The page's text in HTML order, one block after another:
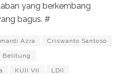
yang berkembang
bagus. #
Azra Criswanto Santoso
Belitung
KUII VII LDII